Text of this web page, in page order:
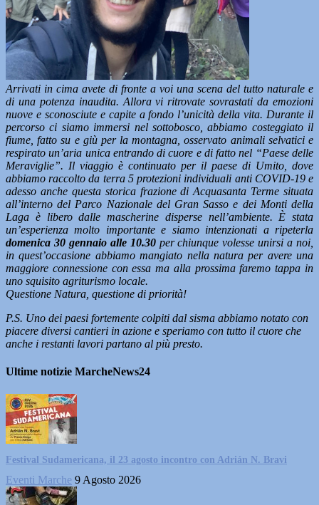
Arrivati in cima avete di fronte a voi una scena del tutto naturale e
di una potenza inaudita. Allora vi ritrovate sovrastati da emozioni
nuove e sconosciute e capite a fondo l’unicità della vita. Durante il
percorso ci siamo immersi nel sottobosco, abbiamo costeggiato il
fiume, fatto su e giù per la montagna, osservato animali selvatici e
respirato un’aria unica entrando di cuore e di fatto nel “Paese delle
Meraviglie”. Il viaggio è continuato per il paese di Umito, dove
abbiamo raccolto da terra 5 protezioni individuali anti COVID-19 e
adesso anche questa storica frazione di Acquasanta Terme situata
all’interno del Parco Nazionale del Gran Sasso e dei Monti della
Laga è libero dalle mascherine disperse nell’ambiente. È stata
un’esperienza molto importante e siamo intenzionati a ripeterla
domenica 30 gennaio alle 10.30per chiunque volesse unirsi a noi,
in quest’occasione abbiamo mangiato nella natura per avere una
maggiore connessione con essa ma alla prossima faremo tappa in
uno squisito agriturismo locale.
Questione Natura, questione di priorità!
P.S. Uno dei paesi fortemente colpiti dal sisma abbiamo notato con
piacere diversi cantieri in azione e speriamo con tutto il cuore che
anche i restanti lavori partano al più presto.
Ultime notizie MarcheNews24
Festival Sudamericana, il 23 agosto incontro con Adrián N. Bravi
Eventi Marche 9 Agosto 2026